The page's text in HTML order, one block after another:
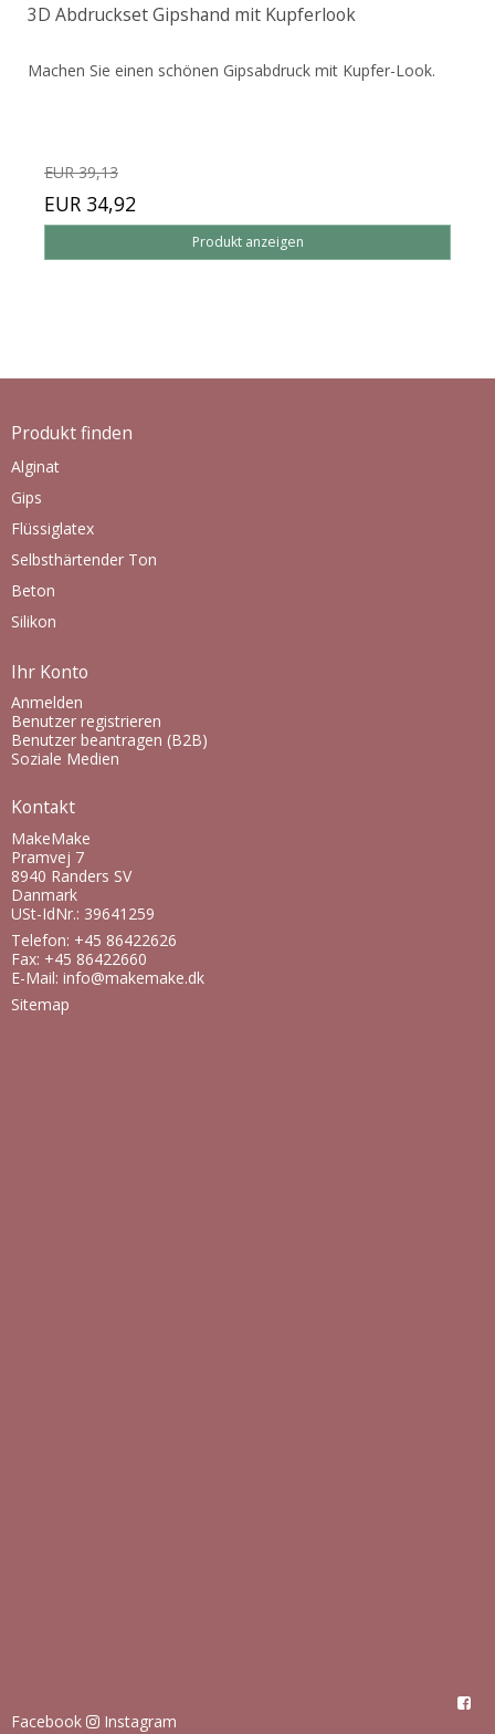
3D Abdruckset Gipshand mit Kupferlook
Machen Sie einen schönen Gipsabdruck mit Kupfer-Look.
EUR 39,13
EUR 34,92
Produkt anzeigen
Produkt finden
Alginat
Gips
Flüssiglatex
Selbsthärtender Ton
Beton
Silikon
Ihr Konto
Anmelden
Benutzer registrieren
Benutzer beantragen (B2B)
Soziale Medien
Kontakt
MakeMake
Pramvej 7
8940 Randers SV
Danmark
USt-IdNr.: 39641259
Telefon: +45 86422626
Fax: +45 86422660
E-Mail: info@makemake.dk
Sitemap
Facebook Instagram